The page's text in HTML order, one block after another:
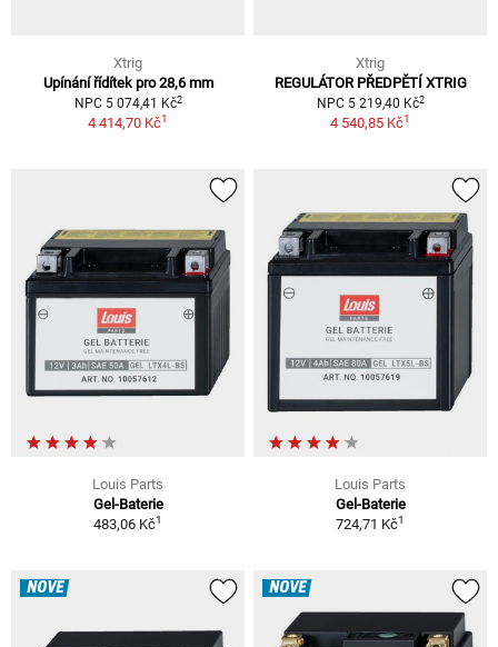
Xtrig
Upínání řídítek pro 28,6 mm
NPC 5 074,41 Kč2
4 414,70 Kč1
Xtrig
REGULÁTOR PŘEDPĚTÍ XTRIG
NPC 5 219,40 Kč2
4 540,85 Kč1
Louis Parts
Gel-Baterie
483,06 Kč1
Louis Parts
Gel-Baterie
724,71 Kč1
NOVÉ NOVÉ